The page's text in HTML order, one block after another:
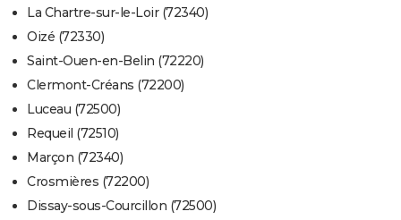
La Chartre-sur-le-Loir (72340)
Oizé (72330)
Saint-Ouen-en-Belin (72220)
Clermont-Créans (72200)
Luceau (72500)
Requeil (72510)
Marçon (72340)
Crosmières (72200)
Dissay-sous-Courcillon (72500)